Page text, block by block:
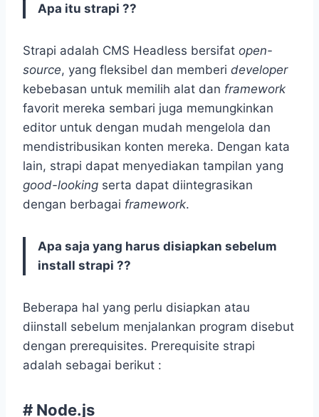
Apa itu strapi ??
Strapi adalah CMS Headless bersifat open-
source, yang fleksibel dan memberi developer
kebebasan untuk memilih alat dan framework
favorit mereka sembari juga memungkinkan
editor untuk dengan mudah mengelola dan
mendistribusikan konten mereka. Dengan kata
lain, strapi dapat menyediakan tampilan yang
good-looking serta dapat diintegrasikan
dengan berbagai framework.
Apa saja yang harus disiapkan sebelum
install strapi ??
Beberapa hal yang perlu disiapkan atau
diinstall sebelum menjalankan program disebut
dengan prerequisites. Prerequisite strapi
adalah sebagai berikut :
# Node.js